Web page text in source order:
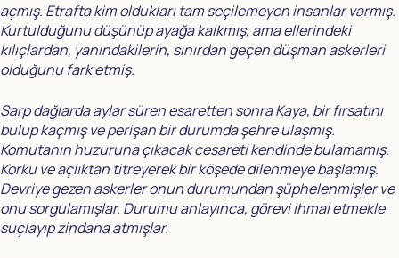
açmış. Etrafta kim oldukları tam seçilemeyen insanlar varmış.
Kurtulduğunu düşünüp ayağa kalkmış, ama ellerindeki
kılıçlardan, yanındakilerin, sınırdan geçen düşman askerleri
olduğunu fark etmiş.
Sarp dağlarda aylar süren esaretten sonra Kaya, bir fırsatını
bulup kaçmış ve perişan bir durumda şehre ulaşmış.
Komutanın huzuruna çıkacak cesareti kendinde bulamamış.
Korku ve açlıktan titreyerek bir köşede dilenmeye başlamış.
Devriye gezen askerler onun durumundan şüphelenmişler ve
onu sorgulamışlar. Durumu anlayınca, görevi ihmal etmekle
suçlayıp zindana atmışlar.